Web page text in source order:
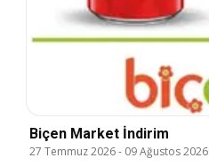
Biçen Market İndirim
27 Temmuz 2026- 09 Ağustos 2026